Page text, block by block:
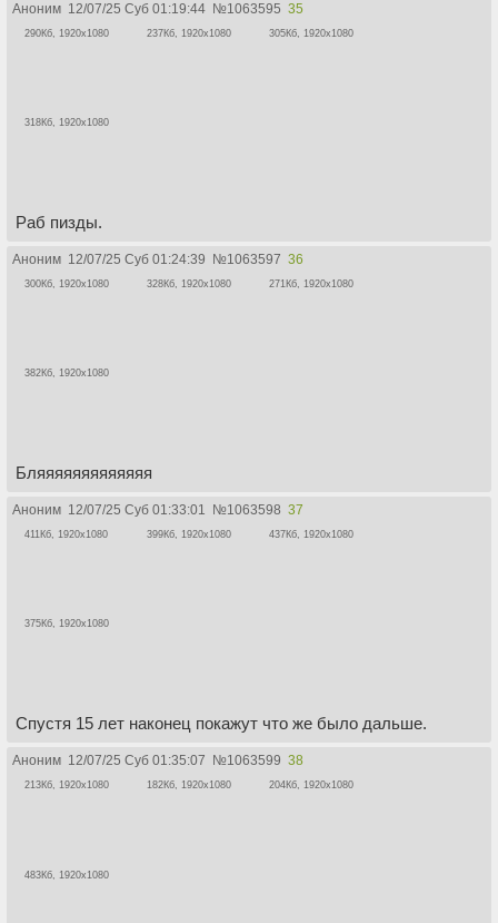
Аноним 12/07/25 Суб 01:19:44 №1063595 35
290Кб, 1920x1080 237Кб, 1920x1080 305Кб, 1920x1080
318Кб, 1920x1080
Раб пизды.
Аноним 12/07/25 Суб 01:24:39 №1063597 36
300Кб, 1920x1080 328Кб, 1920x1080 271Кб, 1920x1080
382Кб, 1920x1080
Бляяяяяяяяяяяяя
Аноним 12/07/25 Суб 01:33:01 №1063598 37
411Кб, 1920x1080 399Кб, 1920x1080 437Кб, 1920x1080
375Кб, 1920x1080
Спустя 15 лет наконец покажут что же было дальше.
Аноним 12/07/25 Суб 01:35:07 №1063599 38
213Кб, 1920x1080 182Кб, 1920x1080 204Кб, 1920x1080
483Кб, 1920x1080